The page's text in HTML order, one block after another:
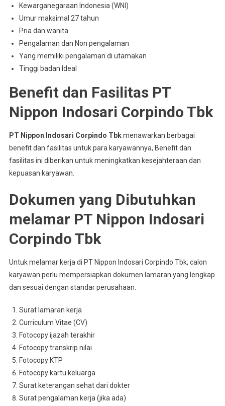
Kewarganegaraan Indonesia (WNI)
Umur maksimal 27 tahun
Pria dan wanita
Pengalaman dan Non pengalaman
Yang memiliki pengalaman di utamakan
Tinggi badan Ideal
Benefit dan Fasilitas PT
Nippon Indosari Corpindo Tbk
PT Nippon Indosari Corpindo Tbkmenawarkan berbagai
benefit dan fasilitas untuk para karyawannya, Benefit dan
fasilitas ini diberikan untuk meningkatkan kesejahteraan dan
kepuasan karyawan.
Dokumen yang Dibutuhkan
melamar PT Nippon Indosari
Corpindo Tbk
Untuk melamar kerja di PT Nippon Indosari Corpindo Tbk, calon
karyawan perlu mempersiapkan dokumen lamaran yang lengkap
dan sesuai dengan standar perusahaan.
Surat lamaran kerja
Curriculum Vitae (CV)
Fotocopy ijazah terakhir
Fotocopy transkrip nilai
Fotocopy KTP
Fotocopy kartu keluarga
Surat keterangan sehat dari dokter
Surat pengalaman kerja (jika ada)